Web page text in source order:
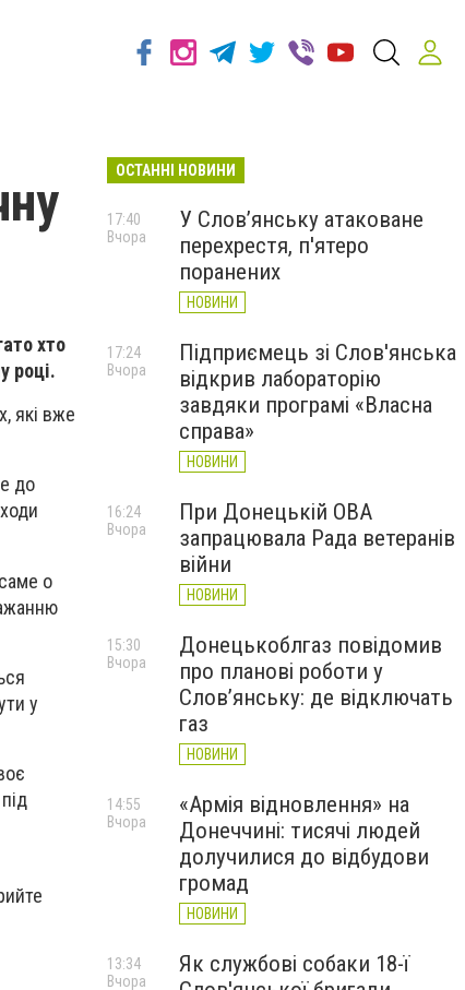
хто
році.
які вже
до
о
у
ОСТАННІ НОВИНИ
У Слов’янську атаковане
перехрестя, п'ятеро
поранених
НОВИНИ
17:40
Вчора
Підприємець зі Слов'янська
відкрив лабораторію
завдяки програмі «Власна
справа»
НОВИНИ
17:24
Вчора
При Донецькій ОВА
запрацювала Рада ветеранів
війни
НОВИНИ
16:24
Вчора
Донецькоблгаз повідомив
про планові роботи у
Слов’янську: де відключать
газ
НОВИНИ
15:30
Вчора
«Армія відновлення» на
Донеччині: тисячі людей
долучилися до відбудови
громад
НОВИНИ
14:55
Вчора
Як службові собаки 18-ї
13:34
Вчора